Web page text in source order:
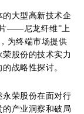
的大型高新技术企
——尼龙纤维”上
为终端市场提供
股份的技术实力
战略性探讨。
永荣股份在面对行
产业洞察和破局